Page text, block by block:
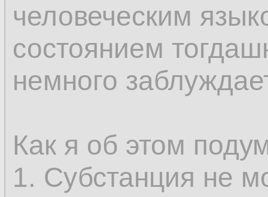
Поэтому
только у
возникновение и
составляющее
не может быть
человеческим
состоянием
немного
Как я об этом
1. Субстанция не